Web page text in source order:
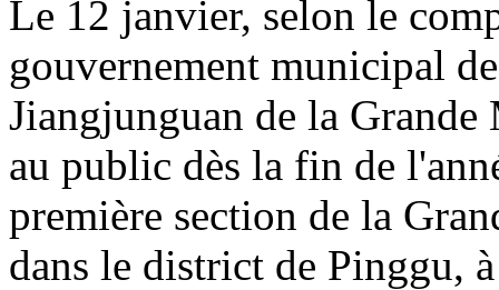
Le 12 janvier, selon le
gouvernement municipal
Jiangjunguan de la
au public dès la fin de
première section de la
dans le district de Pinggu,